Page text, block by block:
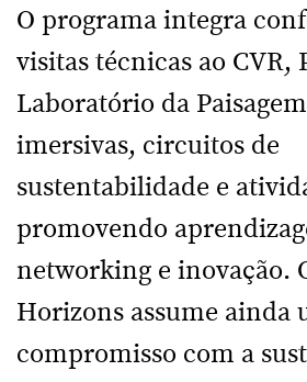
O programa integra
visitas técnicas ao CVR,
Laboratório da
imersivas, circuitos de
sustentabilidade e
promovendo
networking e inovação.
Horizons assume ainda
compromisso com a